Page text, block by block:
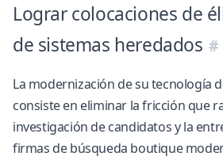
Lograr colocaciones de
de sistemas heredados
La modernización de su tecnología
consiste en eliminar la fricción que
investigación de candidatos y la
firmas de búsqueda boutique